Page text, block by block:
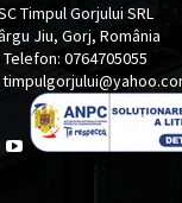
Timpul Gorjului SRL
Jiu, Gorj, România
Telefon: 0764705055